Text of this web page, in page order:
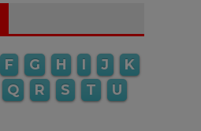
F G H I J
K
Q R S T
U